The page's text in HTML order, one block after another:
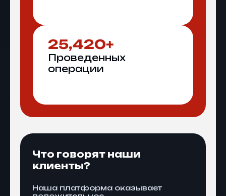
25,420+
Проведенных
операции
Что говорят наши
клиенты?
Наша платформа оказывает